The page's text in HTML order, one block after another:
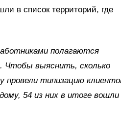
в список территорий, где
полагаются
Чтобы выяснить, сколько
провели типизацию
54 из них в итоге вошли